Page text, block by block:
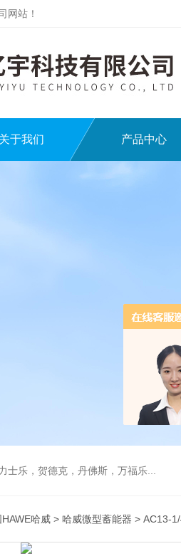
网站！
关于我们 产品中心
士乐，贺德克，丹佛斯，万福乐...
哈威 > 哈威微型蓄能器 > AC13-